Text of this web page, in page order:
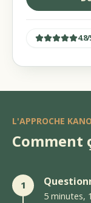
4.8/
L'APPROCHE
Comment
1
5 minutes,